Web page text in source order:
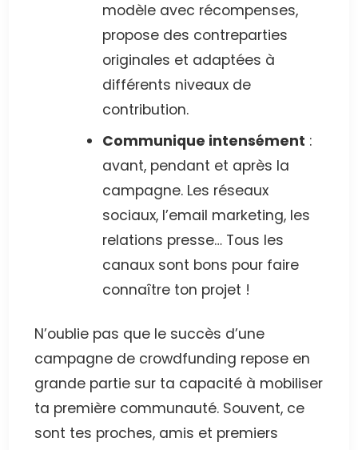
modèle avec récompenses,
propose des contreparties
originales et adaptées à
différents niveaux de
contribution.
Communique intensément :
avant, pendant et après la
campagne. Les réseaux
sociaux, l’email marketing, les
relations presse… Tous les
canaux sont bons pour faire
connaître ton projet !
N’oublie pas que le succès d’une
campagne de crowdfunding repose en
grande partie sur ta capacité à mobiliser
ta première communauté. Souvent, ce
sont tes proches, amis et premiers